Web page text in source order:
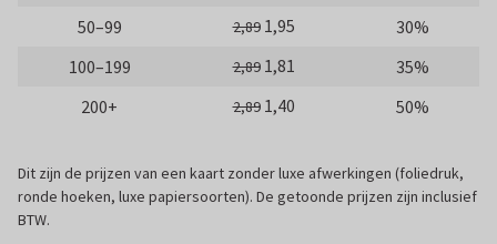
50–99
2,89 1,95
30%
100–199
2,89 1,81
35%
200+
2,89 1,40 50%
Dit zijn de prijzen van een kaart zonder luxe afwerkingen (foliedruk,
ronde hoeken, luxe papiersoorten). De getoonde prijzen zijn inclusief
BTW.